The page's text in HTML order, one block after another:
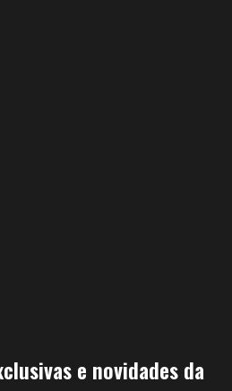
e novidades da